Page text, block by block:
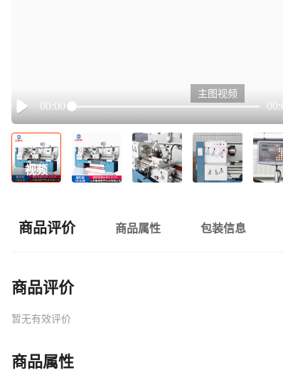
Play
00:00
主图视频
视频
商品评价 商品属性 包装信息
商品评价
暂无有效评价
商品属性